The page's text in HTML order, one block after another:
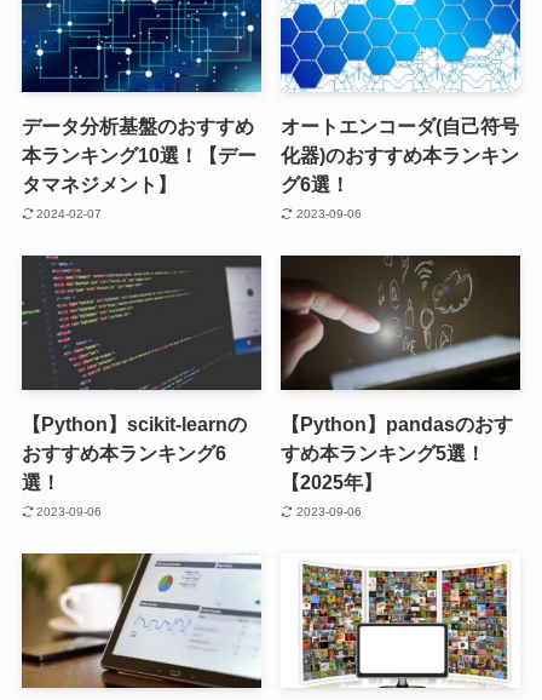
データ分析基盤のおすすめ
本ランキング10選！【デー
タマネジメント】
2024-02-07
オートエンコーダ(自己符号
化器)のおすすめ本ランキン
グ6選！
2023-09-06
【Python】scikit-learnの
おすすめ本ランキング6
選！
2023-09-06
【Python】pandasのおす
すめ本ランキング5選！
【2025年】
2023-09-06